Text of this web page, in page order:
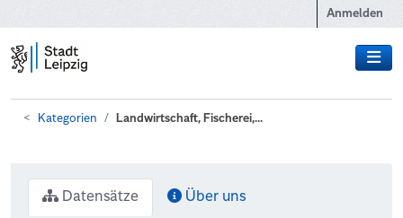
Anmelden
Kategorien Landwirtschaft, Fischerei,...
Datensätze Über uns